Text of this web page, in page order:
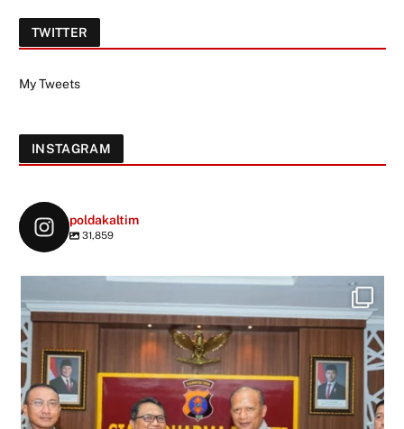
TWITTER
My Tweets
INSTAGRAM
poldakaltim
31,859